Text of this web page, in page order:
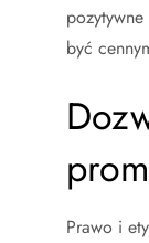
być
Prawo i